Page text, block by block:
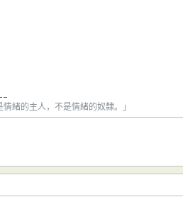
緒的主人，不是情緒的奴隸。」